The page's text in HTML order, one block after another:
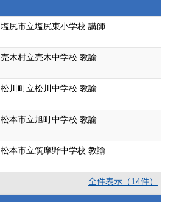
塩尻市立塩尻東小学校 講師
売木村立売木中学校 教諭
松川町立松川中学校 教諭
松本市立旭町中学校 教諭
松本市立筑摩野中学校 教諭
全件表示（14件）